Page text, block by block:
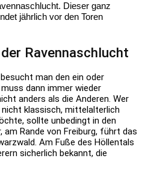
Dieser ganz
jährlich vor den Toren
Ravennaschlucht
man den ein oder
dann immer wieder
anders als die Anderen. Wer
klassisch, mittelalterlich
sollte unbedingt in den
am Rande von Freiburg, führt das
Am Fuße des Höllentals
sicherlich bekannt, die